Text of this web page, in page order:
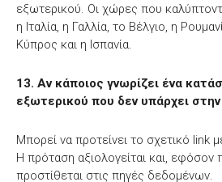
εξωτερικού. Οι χώρες που
η Ιταλία, η Γαλλία, το Βέλγιο, η
Κύπρος και η Ισπανία.
13. Αν κάποιος γνωρίζει ένα
εξωτερικού που δεν υπάρχει
Μπορεί να προτείνει το σχετικό
Η πρόταση αξιολογείται και, εφόσον
προστίθεται στις πηγές δεδομένων.